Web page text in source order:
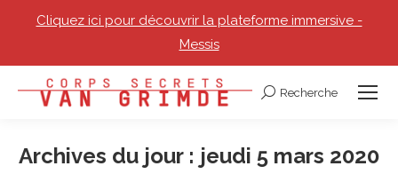
Cliquez ici pour découvrir la plateforme immersive -
Messis
Recherche
Recherche
Archives du jour : jeudi 5 mars 2020